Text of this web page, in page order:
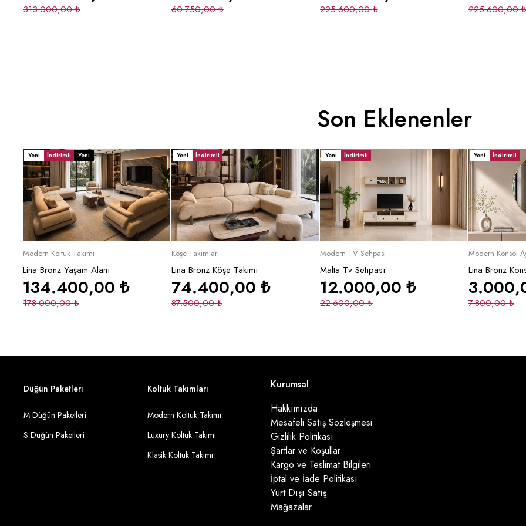
313.000,00₺ 60.750,00₺ 225.600,00₺ 225.600,00₺
Son Eklenenler
Yeni İndirimli Yeni
Sepete Ekle
Modern Koltuk Takımı
Lina Bronz Yaşam Alanı
178.000,00₺
134.400,00 ₺
Yeni İndirimli
Köşe Takımları
Lina Bronz Köşe Takımı
87.500,00₺
74.400,00 ₺
Yeni İndirimli
Sepete Ekle
Modern TV Sehpası
Malta Tv Sehpası
22.600,00₺
12.000,00 ₺
Yeni İndirimli
Modern Konsol
Lina Bronz
7.800,00₺
Düğün Paketleri
M Düğün Paketleri
S Düğün Paketleri
Koltuk Takımları
Modern Koltuk Takımı
Luxury Koltuk Takımı
Klasik Koltuk Takımı
Kurumsal
Hakkımızda
Mesafeli Satış Sözleşmesi
Gizlilik Politikası
Şartlar ve Koşullar
Kargo ve Teslimat Bilgileri
İptal ve İade Politikası
Yurt Dışı Satış
Mağazalar